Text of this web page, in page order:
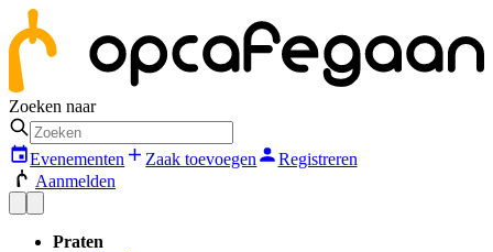
Zoeken naar
Evenementen Zaak toevoegen
Registreren
Aanmelden
Praten